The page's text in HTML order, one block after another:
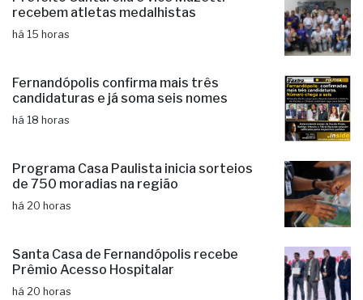
recebem atletas medalhistas
há 15 horas
Fernandópolis confirma mais três
candidaturas e já soma seis nomes
há 18 horas
Programa Casa Paulista inicia sorteios
de 750 moradias na região
há 20 horas
Santa Casa de Fernandópolis recebe
Prêmio Acesso Hospitalar
há 20 horas